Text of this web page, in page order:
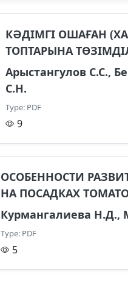
КӘДІМГІ ОШАҒАН
ТОПТАРЫНА
Арыстангулов С.С.,
С.Н.
Type: PDF
9
ОСОБЕННОСТИ
НА ПОСАДКАХ
Курмангалиева Н.Д.,
Type: PDF
5